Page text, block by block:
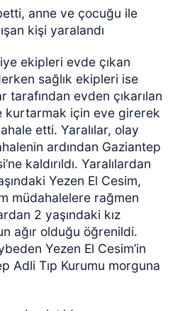
anne ve çocuğu ile
kişi yaralandı
ekipleri evde çıkan
sağlık ekipleri ise
evden çıkarılan
kurtarmak için eve girerek
etti. Yaralılar, olay
ardından Gaziantep
kaldırıldı. Yaralılardan
Yezen El Cesim,
müdahalelere rağmen
2 yaşındaki kız
ağır olduğu öğrenildi.
Yezen El Cesim’in
Adli Tıp Kurumu morguna